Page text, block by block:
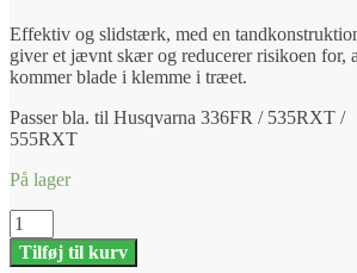
Effektiv og slidstærk, med en
giver et jævnt skær og reducerer risikoen for,
kommer blade i klemme i træet.
Passer bla. til Husqvarna 336FR / 535RXT /
555RXT
På lager
Savklinge
Scarlet
T22
Tilføj til kurv